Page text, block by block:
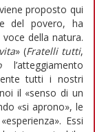
proposto qui
del povero, ha
della natura.
» (Fratelli tutti,
l’atteggiamento
tutti i nostri
il «senso di un
«si aprono», le
Essi